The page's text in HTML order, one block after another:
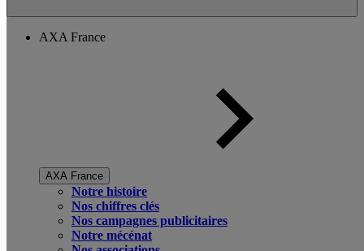
AXA France
AXA France
Notre histoire
Nos chiffres clés
Nos campagnes publicitaires
Notre mécénat